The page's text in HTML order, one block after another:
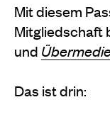
Mit diesem
Mitgliedschaft
und
Das ist drin: